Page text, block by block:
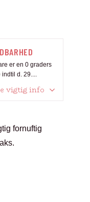
er en 0 graders
indtil d. 29....
vigtig info
fornuftig